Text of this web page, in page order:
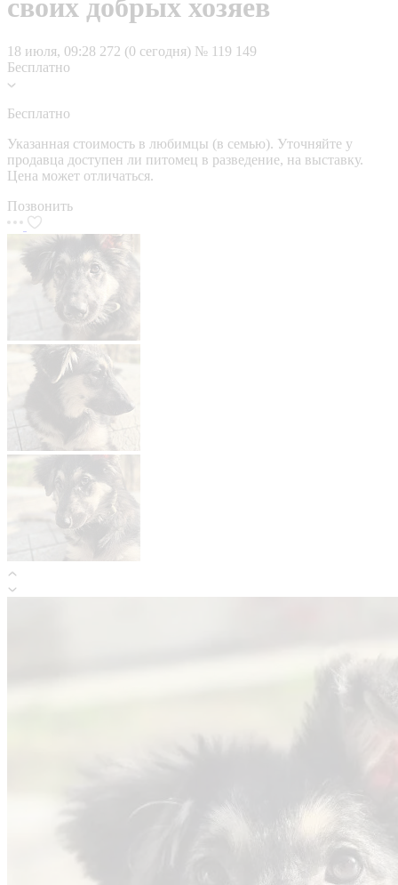
своих добрых хозяев
18 июля, 09:28 272 (0 сегодня) № 119 149
Бесплатно
Бесплатно
Указанная стоимость в любимцы (в семью). Уточняйте у
продавца доступен ли питомец в разведение, на выставку.
Цена может отличаться.
Позвонить